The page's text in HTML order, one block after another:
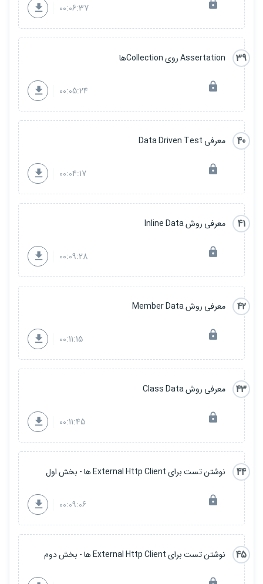
00:06:37
39 Assertation روی Collectionها
00:05:24
40 معرفی Data Driven Test
00:04:17
41 معرفی روش Inline Data
00:09:28
42 معرفی روش Member Data
00:11:15
43 معرفی روش Class Data
00:11:45
44 نوشتن تست برای External Http Client ها - بخش اول
00:09:06
45 نوشتن تست برای External Http Client ها - بخش دوم